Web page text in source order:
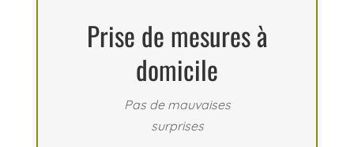
Prise de mesures à
domicile
Pas de mauvaises
surprises